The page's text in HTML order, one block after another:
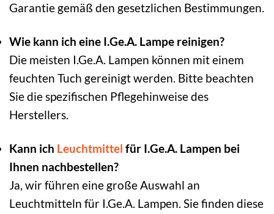
Garantie gemäß den gesetzlichen Bestimmungen.
Wie kann ich eine I.Ge.A. Lampe reinigen?
Die meisten I.Ge.A. Lampen können mit einem
feuchten Tuch gereinigt werden. Bitte beachten
Sie die spezifischen Pflegehinweise des
Herstellers.
Kann ich Leuchtmittel für I.Ge.A. Lampen bei
Ihnen nachbestellen?
Ja, wir führen eine große Auswahl an
Leuchtmitteln für I.Ge.A. Lampen. Sie finden diese